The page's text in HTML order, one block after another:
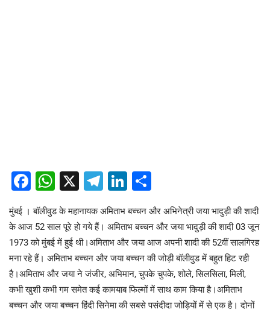
Facebook
WhatsApp
X Telegram
LinkedIn
मुंबई । बॉलीवुड के महानायक अमिताभ बच्चन और अभिनेत्री जया भादुड़ी की शादी
के आज 52 साल पूरे हो गये हैं। अमिताभ बच्चन और जया भादुड़ी की शादी 03 जून
1973 को मुंबई में हुई थी।अमिताभ और जया आज अपनी शादी की 52वीं सालगिरह
मना रहे हैं। अमिताभ बच्चन और जया बच्चन की जोड़ी बॉलीवुड में बहुत हिट रही
है।अमिताभ और जया ने जंजीर, अभिमान, चुपके चुपके, शोले, सिलसिला, मिली,
कभी खुशी कभी गम समेत कई कामयाब फिल्मों में साथ काम किया है।अमिताभ
बच्चन और जया बच्चन हिंदी सिनेमा की सबसे पसंदीदा जोड़ियों में से एक है। दोनों